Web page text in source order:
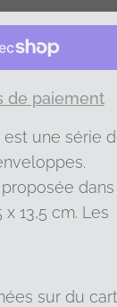
de paiement
est une série
dans
13,5 cm. Les
sur du